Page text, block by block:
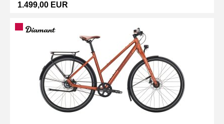
1.499,00 EUR